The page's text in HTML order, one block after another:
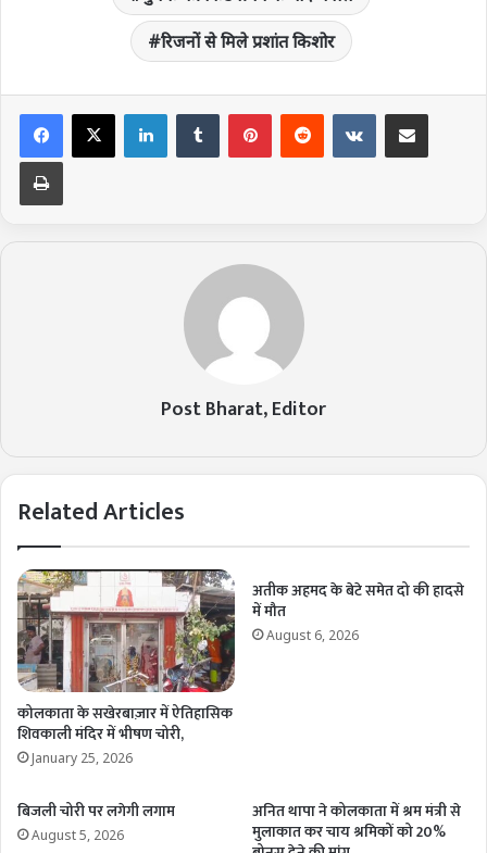
रिजनों से मिले प्रशांत किशोर
LinkedInTumblrPinterestRedditVKontakte
Share via Email
Print
Post Bharat, Editor
Related Articles
कोलकाता के सखेरबाज़ार में ऐतिहासिक
शिवकाली मंदिर में भीषण चोरी,
January 25, 2026
अतीक अहमद के बेटे समेत दो की हादसे
में मौत
August 6, 2026
बिजली चोरी पर लगेगी लगाम
August 5, 2026
अनित थापा ने कोलकाता में श्रम मंत्री से
मुलाकात कर चाय श्रमिकों को 20%